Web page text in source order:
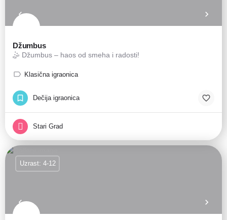
Džumbus
🤹 Džumbus – haos od smeha i radosti!
Klasična igraonica
Dečija igraonica
Stari Grad
Uzrast: 4-12